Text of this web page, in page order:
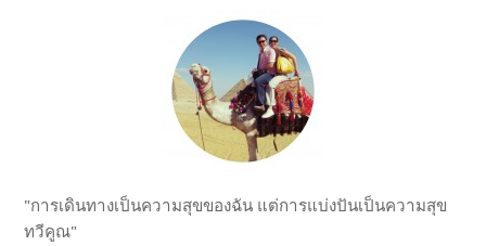
"การเดินทางเป็นความสุขของฉัน แต่การแบ่งปันเป็นความสุข
ทวีคูณ"